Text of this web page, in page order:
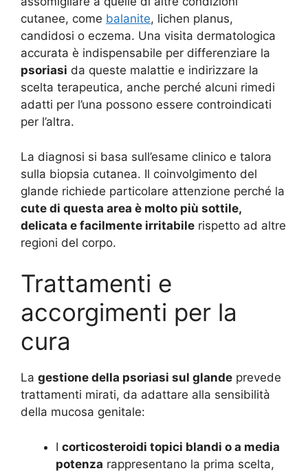
cutanee, come balanite, lichen planus,
candidosi o eczema. Una visita dermatologica
accurata è indispensabile per differenziare la
psoriasi da queste malattie e indirizzare la
scelta terapeutica, anche perché alcuni rimedi
adatti per l’una possono essere controindicati
per l’altra.
La diagnosi si basa sull’esame clinico e talora
sulla biopsia cutanea. Il coinvolgimento del
glande richiede particolare attenzione perché la
cute di questa area è molto più sottile,
delicata e facilmente irritabile rispetto ad altre
regioni del corpo.
Trattamenti e
accorgimenti per la
cura
La gestione della psoriasi sul glande prevede
trattamenti mirati, da adattare alla sensibilità
della mucosa genitale:
I corticosteroidi topici blandi o a media
potenza rappresentano la prima scelta,